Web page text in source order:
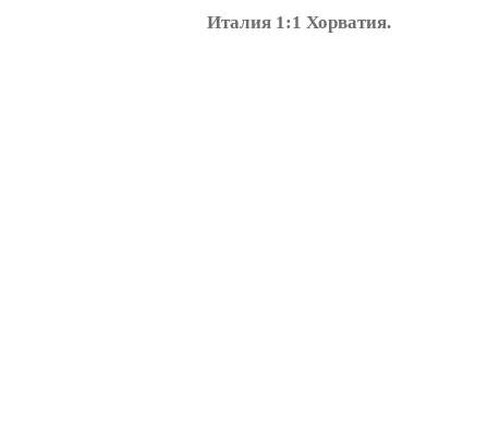
Италия 1:1 Хорватия.